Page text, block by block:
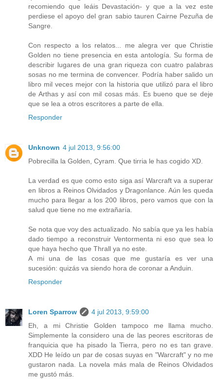
recomiendo que leáis Devastación- y que a la vez este
perdiese el apoyo del gran sabio tauren Cairne Pezuña de
Sangre.
Con respecto a los relatos... me alegra ver que Christie
Golden no tiene presencia en esta antología. Su forma de
describir lugares de una gran riqueza con cuatro palabras
sosas no me termina de convencer. Podría haber salido un
libro mil veces mejor con la historia que utilizó para el libro
de Arthas y así con mil cosas más. Es bueno que se deje
que se lea a otros escritores a parte de ella.
Responder
Unknown 4 jul 2013, 9:56:00
Pobrecilla la Golden, Cyram. Que tirria le has cogido XD.
La verdad es que como esto siga así Warcraft va a superar
en libros a Reinos Olvidados y Dragonlance. Aún les queda
mucho para llegar a los 200 libros, pero vamos que con la
salud que tiene no me extrañaría.
Se nota que voy des actualizado. No sabía que ya les había
dado tiempo a reconstruir Ventormenta ni eso que sea lo
que haya hecho que Thrall ya no este.
A mi una de las cosas que me gustaría es ver una
sucesión: quizás va siendo hora de coronar a Anduin.
Responder
Loren Sparrow
4 jul 2013, 9:59:00
Eh, a mi Christie Golden tampoco me llama mucho.
Simplemente la considero una de las peores escritoras de
franquicia que ha pisado la Tierra, pero no es tan grave.
XDD He leído un par de cosas suyas en "Warcraft" y no me
gustaron nada. La novela más mala de Reinos Olvidados
me gustó más.